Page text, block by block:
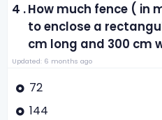
4 .How much fence ( in
to enclose a
cm long and 300 cm
Updated: 6 months ago
72
144